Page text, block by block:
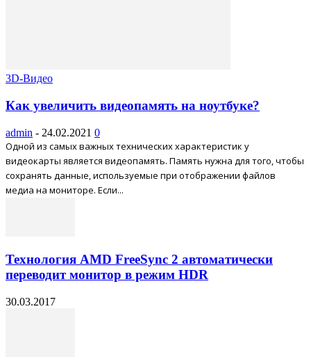
3D-Видео
Как увеличить видеопамять на ноутбуке?
admin - 24.02.2021 0
Одной из самых важных технических характеристик у
видеокарты является видеопамять. Память нужна для того, чтобы
сохранять данные, используемые при отображении файлов
медиа на мониторе. Если...
Технология AMD FreeSync 2 автоматически
переводит монитор в режим HDR
30.03.2017